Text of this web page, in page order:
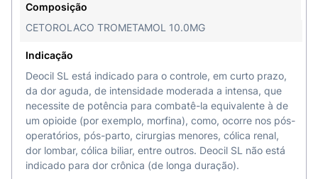
Composição
CETOROLACO TROMETAMOL 10.0MG
Indicação
Deocil SL está indicado para o controle, em curto prazo,
da dor aguda, de intensidade moderada a intensa, que
necessite de potência para combatê-la equivalente à de
um opioide (por exemplo, morfina), como, ocorre nos pós-
operatórios, pós-parto, cirurgias menores, cólica renal,
dor lombar, cólica biliar, entre outros. Deocil SL não está
indicado para dor crônica (de longa duração).